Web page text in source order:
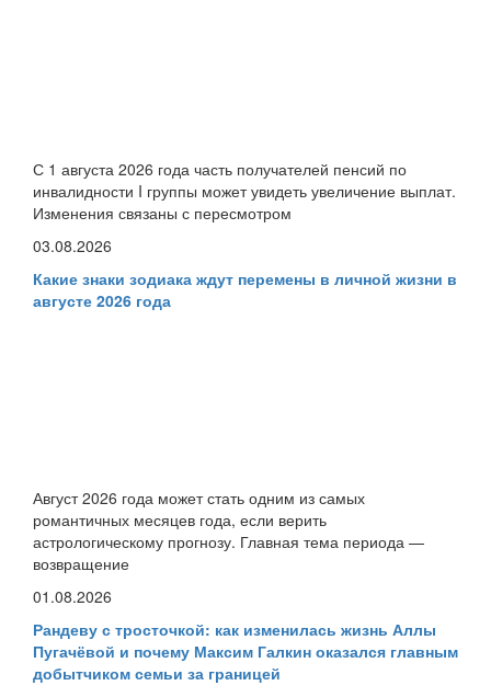
С 1 августа 2026 года часть получателей пенсий по
инвалидности I группы может увидеть увеличение выплат.
Изменения связаны с пересмотром
03.08.2026
Какие знаки зодиака ждут перемены в личной жизни в
августе 2026 года
Август 2026 года может стать одним из самых
романтичных месяцев года, если верить
астрологическому прогнозу. Главная тема периода —
возвращение
01.08.2026
Рандеву с тросточкой: как изменилась жизнь Аллы
Пугачёвой и почему Максим Галкин оказался главным
добытчиком семьи за границей